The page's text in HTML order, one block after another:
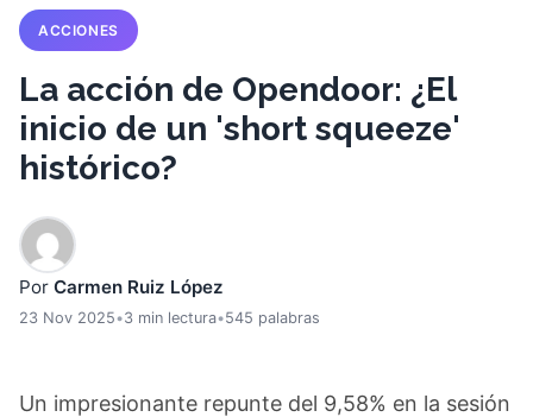
ACCIONES
La acción de Opendoor: ¿El
inicio de un 'short squeeze'
histórico?
Por Carmen Ruiz López
23 Nov 2025•3 min lectura•545 palabras
Un impresionante repunte del 9,58% en la sesión